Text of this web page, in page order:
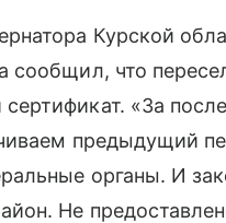
Курской
сообщил, что
«За
предыдущий
органы. И
Не